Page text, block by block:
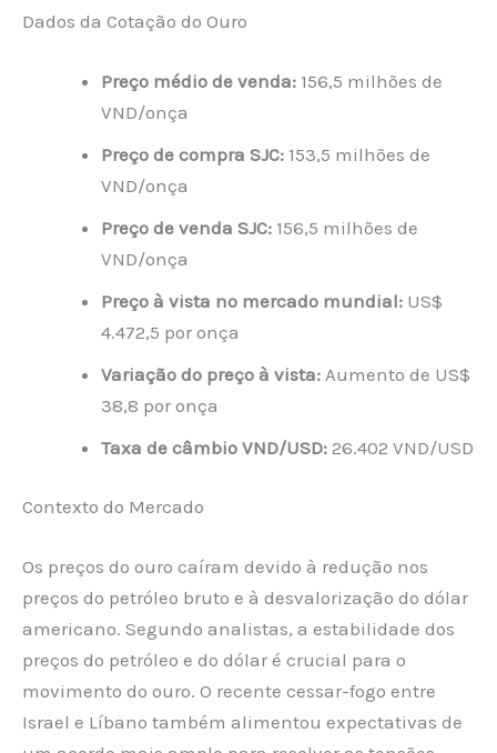
Dados da Cotação do Ouro
Preço médio de venda: 156,5 milhões de
VND/onça
Preço de compra SJC: 153,5 milhões de
VND/onça
Preço de venda SJC: 156,5 milhões de
VND/onça
Preço à vista no mercado mundial: US$
4.472,5 por onça
Variação do preço à vista: Aumento de US$
38,8 por onça
Taxa de câmbio VND/USD: 26.402 VND/USD
Contexto do Mercado
Os preços do ouro caíram devido à redução nos
preços do petróleo bruto e à desvalorização do dólar
americano. Segundo analistas, a estabilidade dos
preços do petróleo e do dólar é crucial para o
movimento do ouro. O recente cessar-fogo entre
Israel e Líbano também alimentou expectativas de